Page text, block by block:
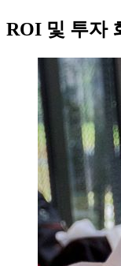
ROI 및 투자